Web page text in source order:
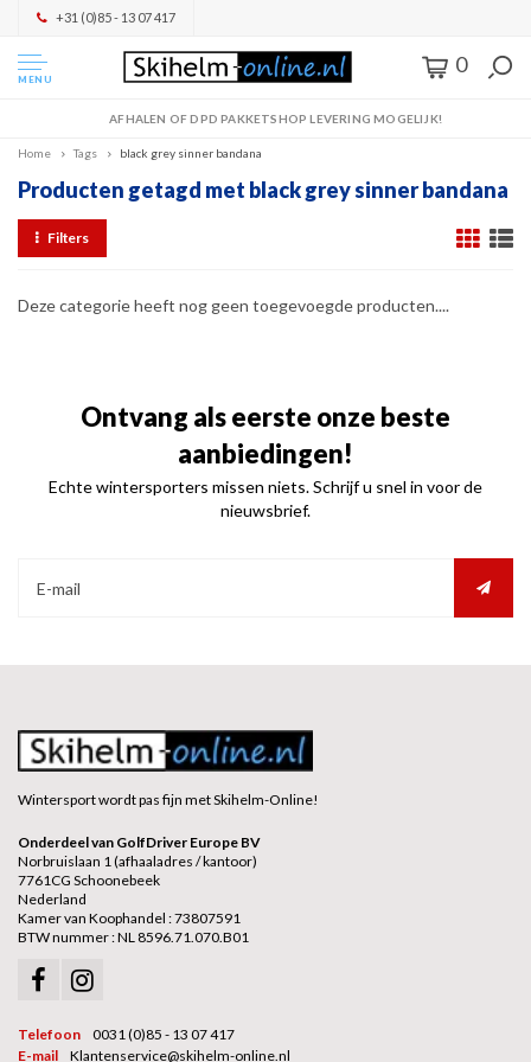
+31 (0)85 - 13 07 417
MENU
0
AFHALEN OF DPD PAKKETSHOP LEVERING MOGELIJK!
Home Tags black grey sinner bandana
Producten getagd met black grey sinner bandana
Filters
Deze categorie heeft nog geen toegevoegde producten....
Ontvang als eerste onze beste
aanbiedingen!
Echte wintersporters missen niets. Schrijf u snel in voor de
nieuwsbrief.
Wintersport wordt pas fijn met Skihelm-Online!
Onderdeel van GolfDriver Europe BV
Norbruislaan 1 (afhaaladres / kantoor)
7761CG Schoonebeek
Nederland
Kamer van Koophandel : 73807591
BTW nummer : NL 8596.71.070.B01
Telefoon
0031 (0)85 - 13 07 417
E-mail
Klantenservice@skihelm-online.nl